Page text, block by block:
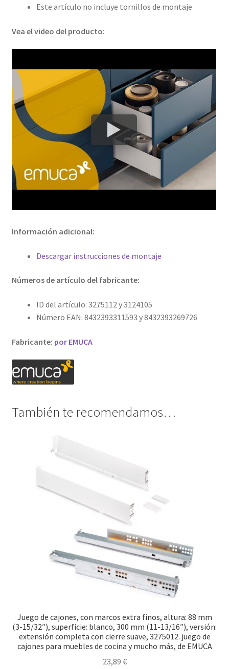
Este artículo no incluye tornillos de montaje
Vea el video del producto:
Información adicional:
Descargar instrucciones de montaje
Números de artículo del fabricante:
ID del artículo: 3275112 y 3124105
Número EAN: 8432393311593 y 8432393269726
Fabricante: por EMUCA
También te recomendamos…
Juego de cajones, con marcos extra finos, altura: 88 mm
(3-15/32″), superficie: blanco, 300 mm (11-13/16″), versión:
extensión completa con cierre suave, 3275012. juego de
cajones para muebles de cocina y mucho más, de EMUCA
23,89 €